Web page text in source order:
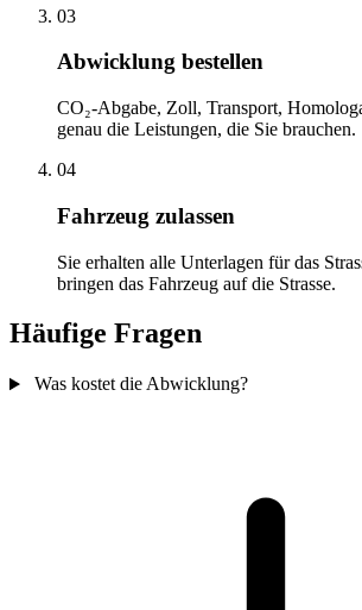
03
Abwicklung bestellen
CO₂-Abgabe, Zoll, Transport,
genau die Leistungen, die Sie brauchen.
04
Fahrzeug zulassen
Sie erhalten alle Unterlagen für das
bringen das Fahrzeug auf die Strasse.
Häufige Fragen
Was kostet die Abwicklung?